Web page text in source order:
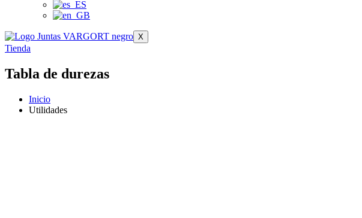
X
Tienda
Tabla de durezas
Inicio
Utilidades